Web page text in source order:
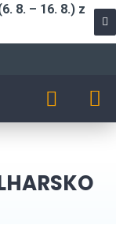
8. – 16. 8.) z